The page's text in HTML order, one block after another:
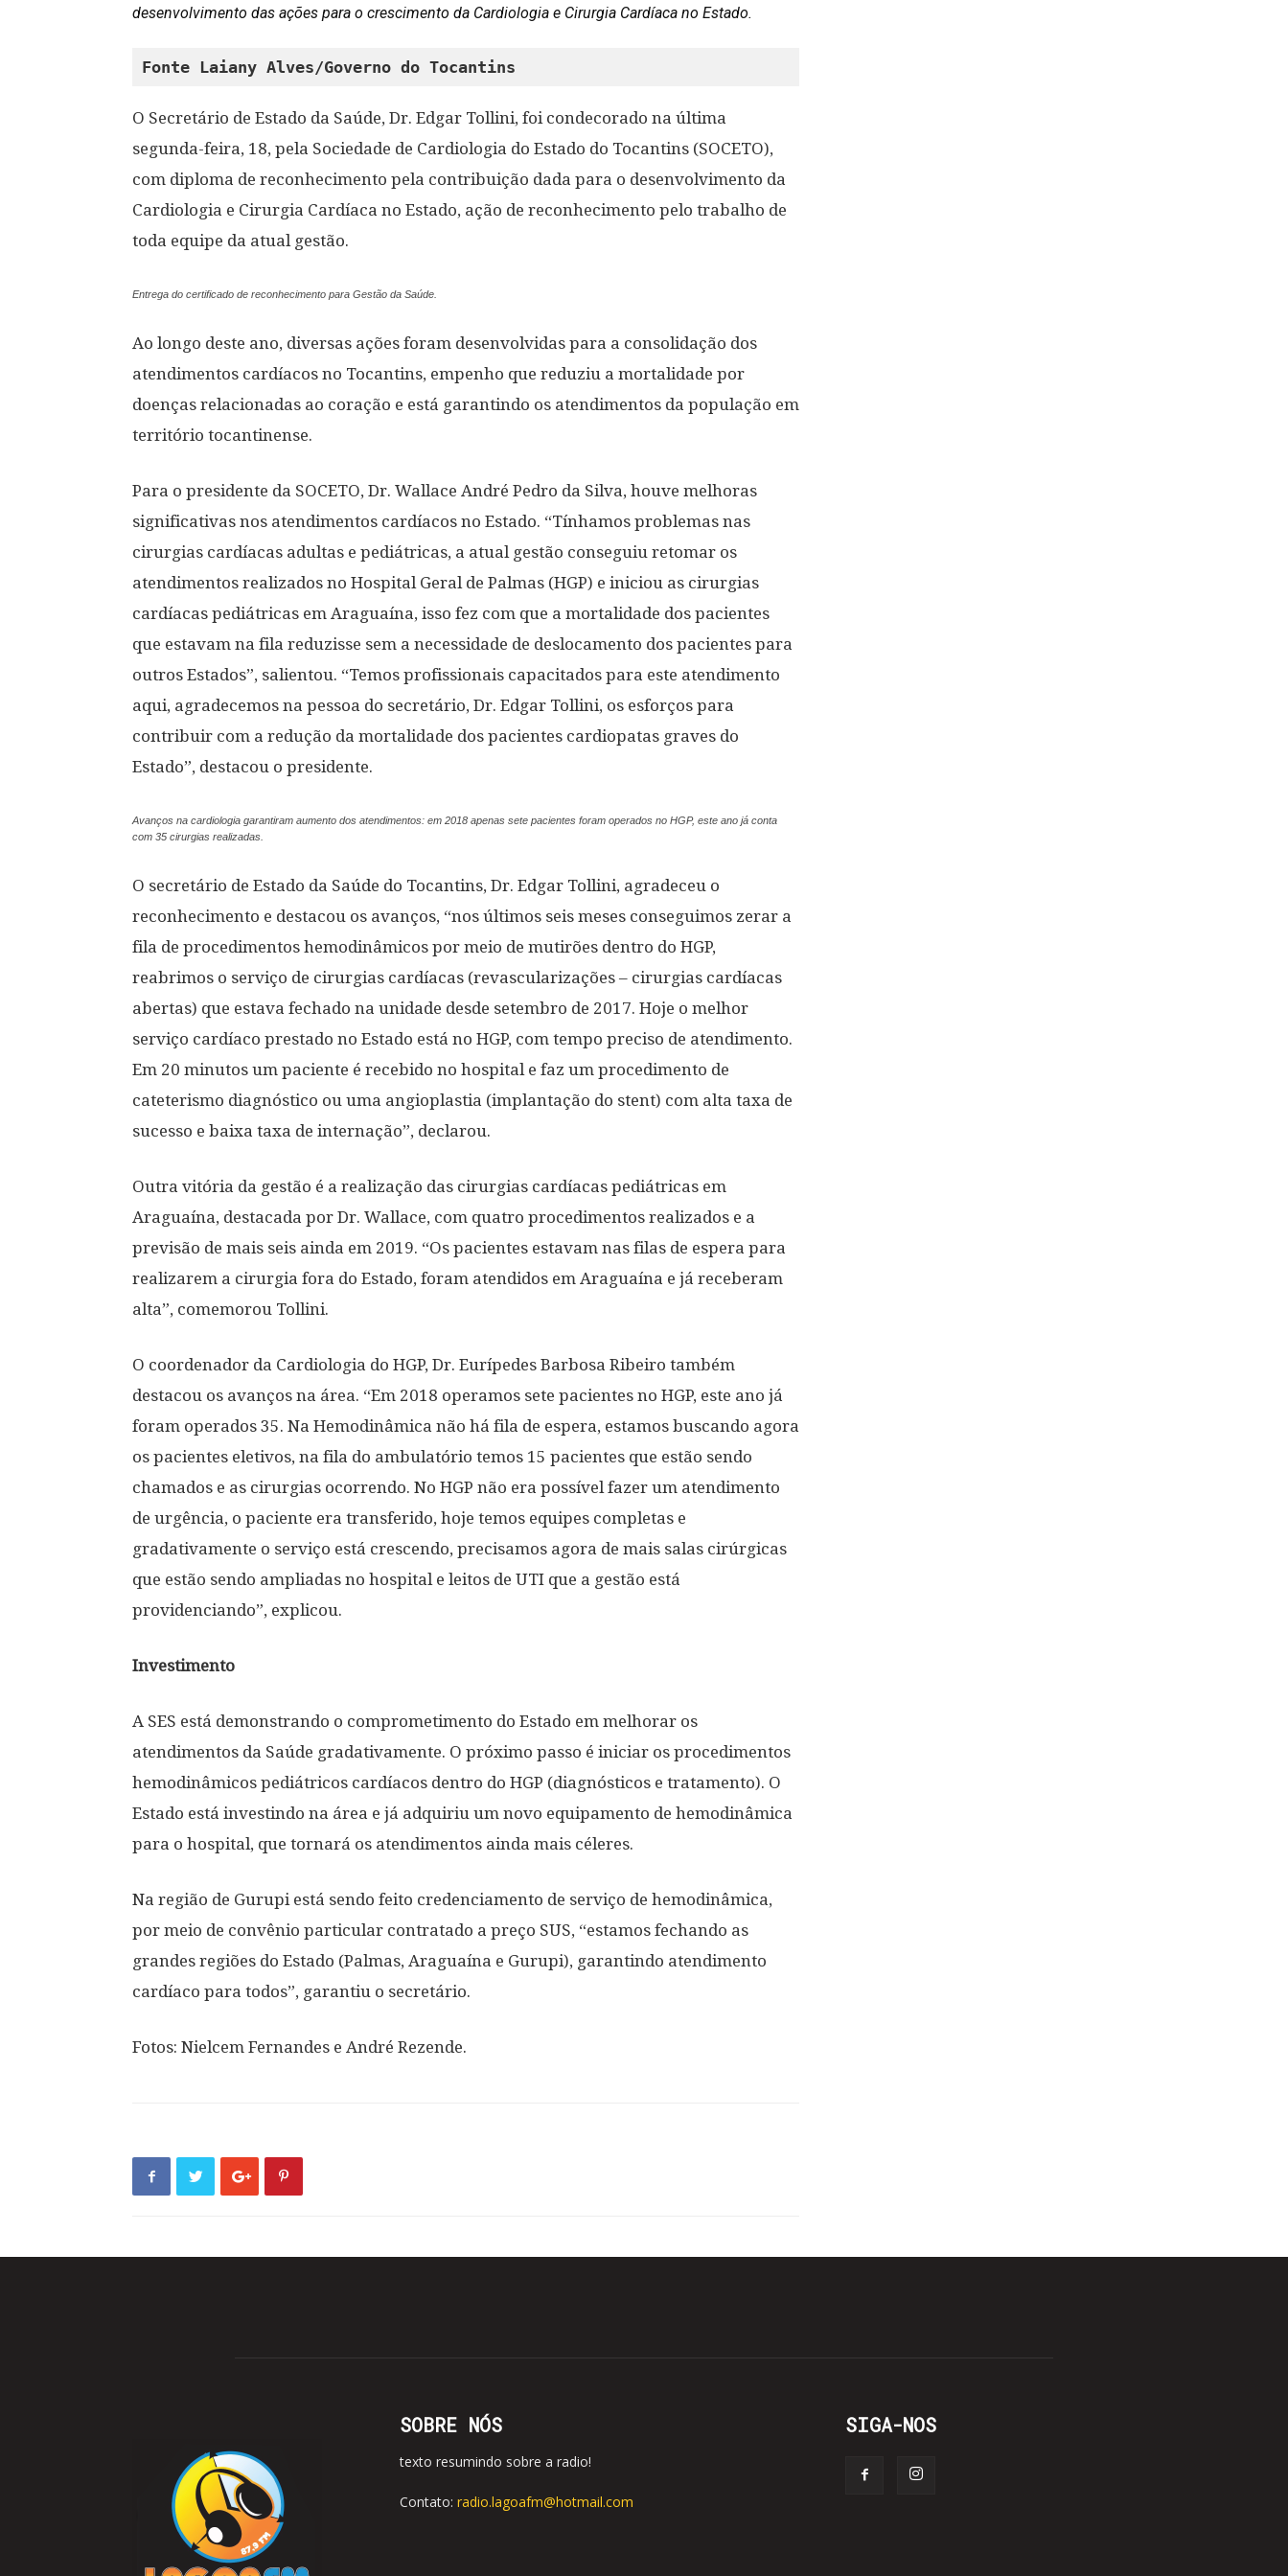
desenvolvimento das ações para o crescimento da Cardiologia e Cirurgia Cardíaca no Estado.
Fonte Laiany Alves/Governo do Tocantins
O Secretário de Estado da Saúde, Dr. Edgar Tollini, foi condecorado na última
segunda-feira, 18, pela Sociedade de Cardiologia do Estado do Tocantins (SOCETO),
com diploma de reconhecimento pela contribuição dada para o desenvolvimento da
Cardiologia e Cirurgia Cardíaca no Estado, ação de reconhecimento pelo trabalho de
toda equipe da atual gestão.
Entrega do certificado de reconhecimento para Gestão da Saúde.
Ao longo deste ano, diversas ações foram desenvolvidas para a consolidação dos
atendimentos cardíacos no Tocantins, empenho que reduziu a mortalidade por
doenças relacionadas ao coração e está garantindo os atendimentos da população em
território tocantinense.
Para o presidente da SOCETO, Dr. Wallace André Pedro da Silva, houve melhoras
significativas nos atendimentos cardíacos no Estado. “Tínhamos problemas nas
cirurgias cardíacas adultas e pediátricas, a atual gestão conseguiu retomar os
atendimentos realizados no Hospital Geral de Palmas (HGP) e iniciou as cirurgias
cardíacas pediátricas em Araguaína, isso fez com que a mortalidade dos pacientes
que estavam na fila reduzisse sem a necessidade de deslocamento dos pacientes para
outros Estados”, salientou. “Temos profissionais capacitados para este atendimento
aqui, agradecemos na pessoa do secretário, Dr. Edgar Tollini, os esforços para
contribuir com a redução da mortalidade dos pacientes cardiopatas graves do
Estado”, destacou o presidente.
Avanços na cardiologia garantiram aumento dos atendimentos: em 2018 apenas sete pacientes foram operados no HGP, este ano já conta
com 35 cirurgias realizadas.
O secretário de Estado da Saúde do Tocantins, Dr. Edgar Tollini, agradeceu o
reconhecimento e destacou os avanços, “nos últimos seis meses conseguimos zerar a
fila de procedimentos hemodinâmicos por meio de mutirões dentro do HGP,
reabrimos o serviço de cirurgias cardíacas (revascularizações – cirurgias cardíacas
abertas) que estava fechado na unidade desde setembro de 2017. Hoje o melhor
serviço cardíaco prestado no Estado está no HGP, com tempo preciso de atendimento.
Em 20 minutos um paciente é recebido no hospital e faz um procedimento de
cateterismo diagnóstico ou uma angioplastia (implantação do stent) com alta taxa de
sucesso e baixa taxa de internação”, declarou.
Outra vitória da gestão é a realização das cirurgias cardíacas pediátricas em
Araguaína, destacada por Dr. Wallace, com quatro procedimentos realizados e a
previsão de mais seis ainda em 2019. “Os pacientes estavam nas filas de espera para
realizarem a cirurgia fora do Estado, foram atendidos em Araguaína e já receberam
alta”, comemorou Tollini.
O coordenador da Cardiologia do HGP, Dr. Eurípedes Barbosa Ribeiro também
destacou os avanços na área. “Em 2018 operamos sete pacientes no HGP, este ano já
foram operados 35. Na Hemodinâmica não há fila de espera, estamos buscando agora
os pacientes eletivos, na fila do ambulatório temos 15 pacientes que estão sendo
chamados e as cirurgias ocorrendo. No HGP não era possível fazer um atendimento
de urgência, o paciente era transferido, hoje temos equipes completas e
gradativamente o serviço está crescendo, precisamos agora de mais salas cirúrgicas
que estão sendo ampliadas no hospital e leitos de UTI que a gestão está
providenciando”, explicou.
Investimento
A SES está demonstrando o comprometimento do Estado em melhorar os
atendimentos da Saúde gradativamente. O próximo passo é iniciar os procedimentos
hemodinâmicos pediátricos cardíacos dentro do HGP (diagnósticos e tratamento). O
Estado está investindo na área e já adquiriu um novo equipamento de hemodinâmica
para o hospital, que tornará os atendimentos ainda mais céleres.
Na região de Gurupi está sendo feito credenciamento de serviço de hemodinâmica,
por meio de convênio particular contratado a preço SUS, “estamos fechando as
grandes regiões do Estado (Palmas, Araguaína e Gurupi), garantindo atendimento
cardíaco para todos”, garantiu o secretário.
Fotos: Nielcem Fernandes e André Rezende.
SOBRE NÓS
texto resumindo sobre a radio!
Contato: radio.lagoafm@hotmail.com
SIGA-NOS